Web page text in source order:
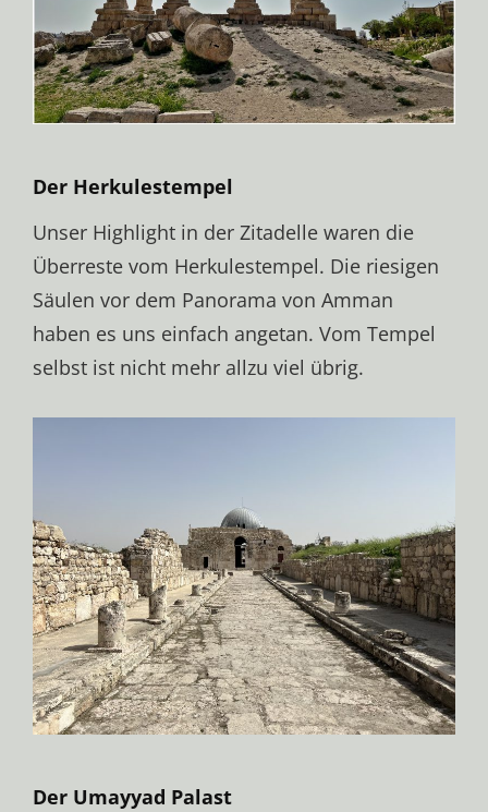
Der Herkulestempel
Unser Highlight in der Zitadelle waren die
Überreste vom Herkulestempel. Die riesigen
Säulen vor dem Panorama von Amman
haben es uns einfach angetan. Vom Tempel
selbst ist nicht mehr allzu viel übrig.
Der Umayyad Palast